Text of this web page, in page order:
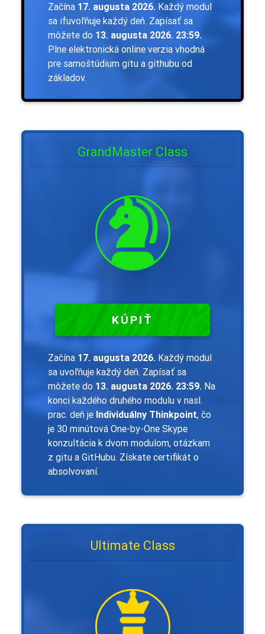
Začína 17. augusta 2026. Každý modul
sa ifuvoľňuje každý deň. Zapísať sa
môžete do 13. augusta 2026. 23:59.
Plne elektronická online verzia vhodná
pre samoštúdium gitu a githubu od
základov.
GrandMaster Class
KÚPIŤ
Začína 17. augusta 2026. Každý modul
sa uvoľňuje každý deň. Zapísať sa
môžete do 13. augusta 2026. 23:59. Na
konci každého druhého modulu v nasl.
prac. deň je Individuálny Thinkpoint, čo
je 30 minútová One-by-One Skype
konzultácia k dvom modulom, otázkam
z gitu a GitHubu. Získate certifikát o
absolvovaní.
Ultimate Class